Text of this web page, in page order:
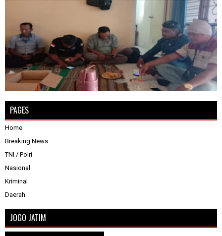
PAGES
Home
Breaking News
TNI / Polri
Nasional
Kriminal
Daerah
JOGO JATIM